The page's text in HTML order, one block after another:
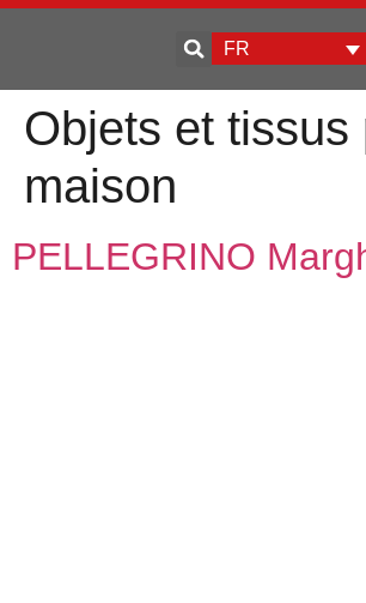
FR
Objets et tissus
maison
PELLEGRINO